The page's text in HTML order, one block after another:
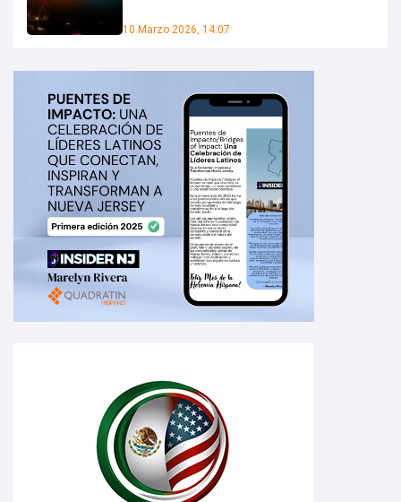
10 Marzo 2026, 14:07